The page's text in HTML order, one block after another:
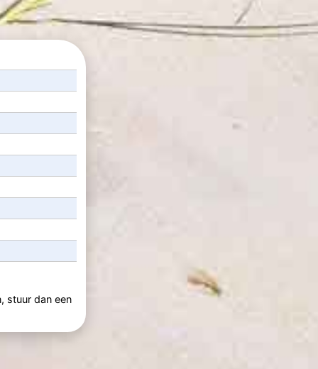
stuur dan een